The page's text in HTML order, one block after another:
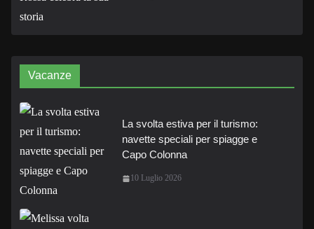
Vacanze
La svolta estiva per il turismo:
navette speciali per spiagge e
Capo Colonna
10 Luglio 2026